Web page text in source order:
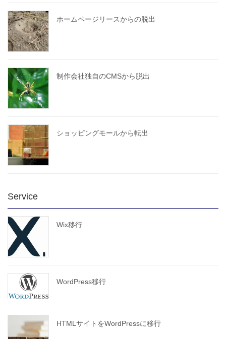
ホームページリースからの脱出
制作会社独自のCMSから脱出
ショッピングモールから転出
Service
Wix移行
WordPress移行
HTMLサイトをWordPressに移行